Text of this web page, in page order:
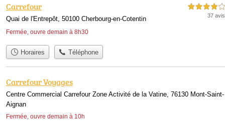
Carrefour
Quai de l'Entrepôt, 50100 Cherbourg-en-Cotentin
Fermée, ouvre demain à 8h30
4,0 étoiles sur 5
37 avis
Horaires Téléphone
Carrefour Voyages
Centre Commercial Carrefour Zone Activité de la Vatine, 76130 Mont-Saint-
Aignan
Fermée, ouvre demain à 10h